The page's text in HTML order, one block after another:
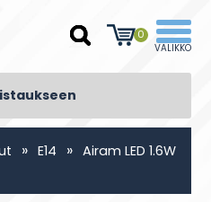
0
» E14 » Airam LED 1.6W